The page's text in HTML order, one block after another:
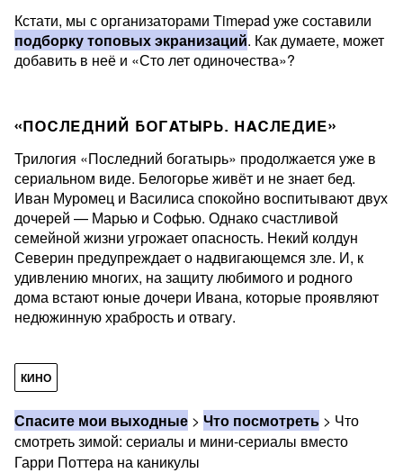
Кстати, мы с организаторами Timepad уже составили
подборку топовых экранизаций. Как думаете, может
добавить в неё и «Сто лет одиночества»?
«ПОСЛЕДНИЙ БОГАТЫРЬ. НАСЛЕДИЕ»
Трилогия «Последний богатырь» продолжается уже в
сериальном виде. Белогорье живёт и не знает бед.
Иван Муромец и Василиса спокойно воспитывают двух
дочерей — Марью и Софью. Однако счастливой
семейной жизни угрожает опасность. Некий колдун
Северин предупреждает о надвигающемся зле. И, к
удивлению многих, на защиту любимого и родного
дома встают юные дочери Ивана, которые проявляют
недюжинную храбрость и отвагу.
КИНО
Спасите мои выходные > Что посмотреть > Что
смотреть зимой: сериалы и мини-сериалы вместо
Гарри Поттера на каникулы